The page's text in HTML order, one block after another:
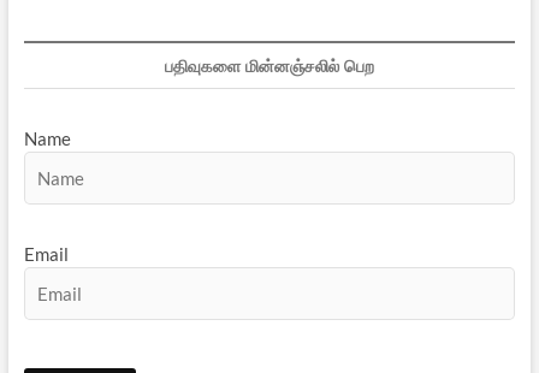
பதிவுகளை மின்னஞ்சலில் பெற
Name
Email